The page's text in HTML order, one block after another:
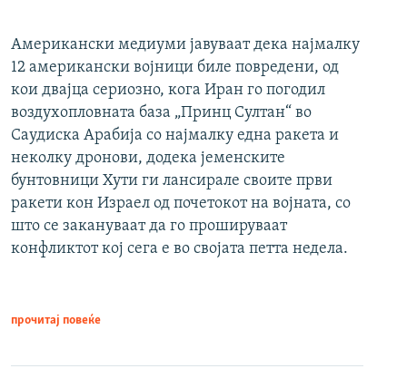
Американски медиуми јавуваат дека најмалку
12 американски војници биле повредени, од
кои двајца сериозно, кога Иран го погодил
воздухопловната база „Принц Султан“ во
Саудиска Арабија со најмалку една ракета и
неколку дронови, додека јеменските
бунтовници Хути ги лансирале своите први
ракети кон Израел од почетокот на војната, со
што се закануваат да го прошируваат
конфликтот кој сега е во својата петта недела.
прочитај повеќе